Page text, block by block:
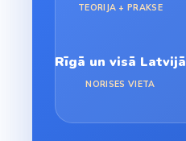
TEORIJA + PRAKSE
Rīgā un visā Latvijā
NORISES VIETA